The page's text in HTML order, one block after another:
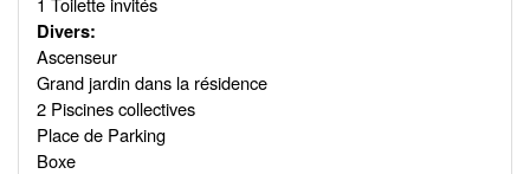
Divers:
Ascenseur
Grand jardin dans la résidence
2 Piscines collectives
Place de Parking
Boxe